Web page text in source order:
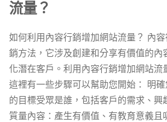
流量？
如何利用內容行銷增加網站流量？ 內
銷方法，它涉及創建和分享有價值的內
化潛在客戶。利用內容行銷增加網站流
這裡有一些步驟可以幫助您開始： 明
的目標受眾是誰，包括客戶的需求、興
質量內容：產生有價值、有教育意義